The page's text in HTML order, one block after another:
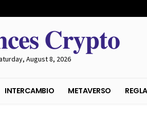
𝐂𝐫𝐲𝐩𝐭𝐨
August 8, 2026